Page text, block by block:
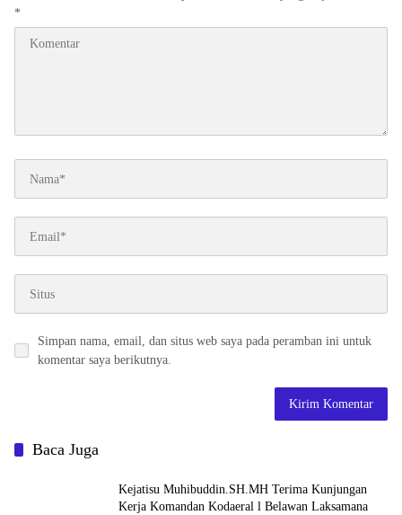
*
Simpan nama, email, dan situs web saya pada peramban ini untuk
komentar saya berikutnya.
Baca Juga
Kejatisu Muhibuddin.SH.MH Terima Kunjungan
Kerja Komandan Kodaeral l Belawan Laksamana